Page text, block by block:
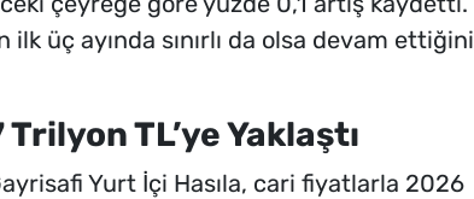
üç ayında sınırlı da olsa devam ettiğini
Trilyon TL’ye Yaklaştı
Yurt İçi Hasıla, cari fiyatlarla 2026